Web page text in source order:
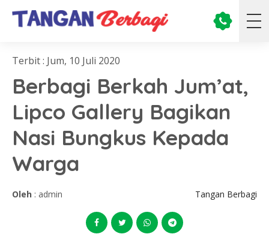
Terbit : Jum, 10 Juli 2020
Berbagi Berkah Jum’at,
Lipco Gallery Bagikan
Nasi Bungkus Kepada
Warga
Oleh : admin Tangan Berbagi